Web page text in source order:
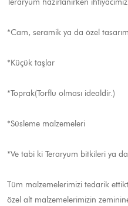
Teraryum hazırlanırken
*Cam, seramik ya da özel
*Küçük taşlar
*Toprak(Torflu olması idealdir.)
*Süsleme malzemeleri
*Ve tabi ki Teraryum bitkileri ya
Tüm malzemelerimizi tedarik
özel alt malzemelerimizin